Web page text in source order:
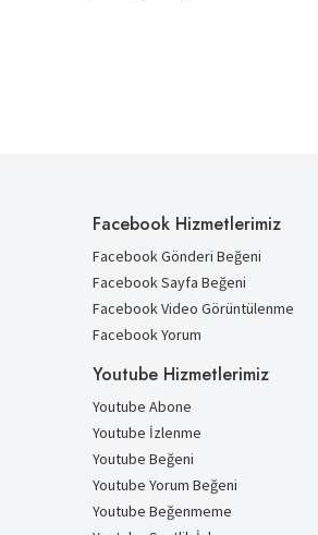
Facebook Hizmetlerimiz
Facebook Gönderi Beğeni
Facebook Sayfa Beğeni
Facebook Video Görüntülenme
Facebook Yorum
Youtube Hizmetlerimiz
Youtube Abone
Youtube İzlenme
Youtube Beğeni
Youtube Yorum Beğeni
Youtube Beğenmeme